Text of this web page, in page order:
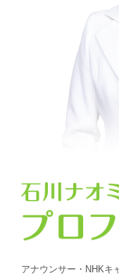
アナウンサー・NHKキ